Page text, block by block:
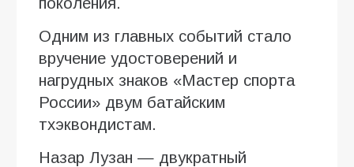
Одним из главных событий стало
вручение удостоверений и
нагрудных знаков «Мастер спорта
России» двум батайским
тхэквондистам.
Назар Лузан — двукратный